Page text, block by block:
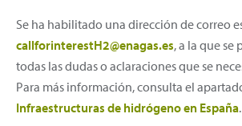
Se ha habilitado una dirección de correo
callforinterestH2@enagas.es, a la que
todas las dudas o aclaraciones que se
Para más información, consulta el
Infraestructuras de hidrógeno en España.